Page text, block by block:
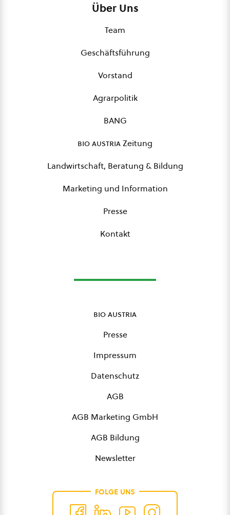
Über Uns
Team
Geschäftsführung
Vorstand
Agrarpolitik
BANG
bio austriaZeitung
Landwirtschaft, Beratung & Bildung
Marketing und Information
Presse
Kontakt
bio austria
Presse
Impressum
Datenschutz
AGB
AGB Marketing GmbH
AGB Bildung
Newsletter
FOLGE UNS